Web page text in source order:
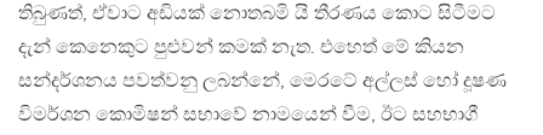
තිබුණත්, ඒවාට අඩියක් නොතබමි යි තීරණය කොට සිටීමට
දැන් කෙනෙකුට පුළුවන් කමක් නැත. එහෙත් මේ කියන
සන්දර්ශනය පවත්වනු ලබන්නේ, මෙරටේ අල්ලස් හෝ දූෂණ
විමර්ශන කොමිෂන් සභාවේ නාමයෙන් වීම, ඊට සහභාගී